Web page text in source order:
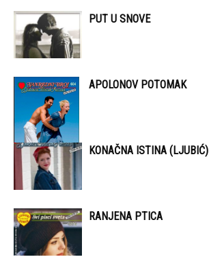
PUT U SNOVE
APOLONOV POTOMAK
KONAČNA ISTINA (LJUBIĆ)
RANJENA PTICA